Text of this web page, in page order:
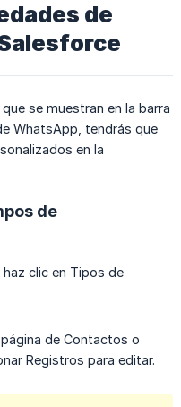
de
se muestran en la barra
WhatsApp, tendrás que
en la
de
clic en Tipos de
de Contactos o
Registros para editar.